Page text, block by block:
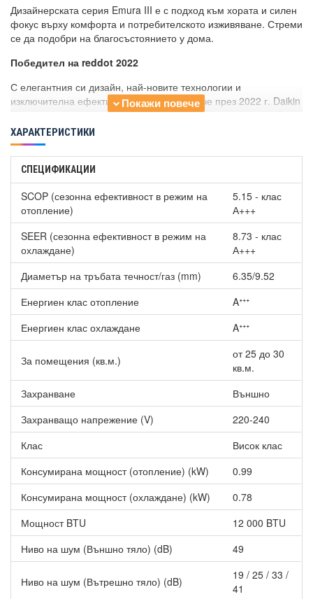
Дизайнерската серия Emura III е с подход към хората и силен
фокус върху комфорта и потребителското изживяване. Стреми
се да подобри на благосъстоянието у дома.
Победител на reddot 2022
С елегантния си дизайн, най-новите технологии и
изключителна ефективност, нищо чудно, че през 2022 г. Daikin
Emura бива наградена с Red Dot Product Design Award и iF
Design Award. Две от най - престижните награди в света, които
оценяват и подкрепят забележителни продуктови иновации.
Най-важен е дизайнът
Забележителен, без да е натрапчив.
Вътрешния панел както и дистанционното управление
имат извит силует, символизиращ въздушния поток.
Синьото око не разпознаваем отличителен елемент на
Daikin.
Изчистена визия и елегантност, вписваща се
хармонично във Вашия интериор.
Дистанционното управление е в бял матов цвят, също
като модела.
Нежна игра на сенки
Сенките, които се създават от заоблените панели на
вътрешното тяло кара Daikin Emura III наистина да оживява,
докато външното тяло използва сенките, за да скрива перките
на вентилатора.
Емоция на движението
Какво представлява уникалното движение на панела? Изтегля
се напред и застава под ъгъл, създавайки в оперативен режим
нови, динамични и отличаващо се линии от сенки. Това
разполагане под ъгъл добавя същинска емоция към
движението на панела.
Акустичен комфорт
Ако желаете у дома да се наслаждавате на тишината и
спокойствието,Инверторен климатик Daikin
FTXJ35AW/RXJ35A WHITE EMURA III, 12000 BTU, Клас A+++
работи толкова тихо, че почти не забелязвате присъствието
ХАРАКТЕРИСТИКИ
СПЕЦИФИКАЦИИ
SCOP (сезонна ефективност в режим на
отопление)
5.15 - клас
А+++
SEER (сезонна ефективност в режим на
охлаждане)
8.73 - клас
А+++
Диаметър на тръбата течност/газ (mm)
6.35/9.52
Енергиен клас отопление
Aᐩᐩᐩ
Енергиен клас охлаждане
Aᐩᐩᐩ
За помещения (кв.м.)
от 25 до 30
кв.м.
Захранване
Външно
Захранващо напрежение (V)
220-240
Клас
Висок клас
Консумирана мощност (отопление) (kW)
0.99
Консумирана мощност (охлаждане) (kW)
0.78
Мощност BTU
12 000 BTU
Ниво на шум (Външно тяло) (dB)
49
Ниво на шум (Вътрешно тяло) (dB)
19 / 25 / 33 /
41